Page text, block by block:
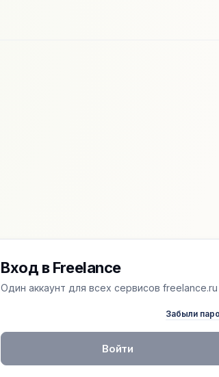
Вход в Freelance
Один аккаунт для всех сервисов freelance.ru
Забыли
Войти